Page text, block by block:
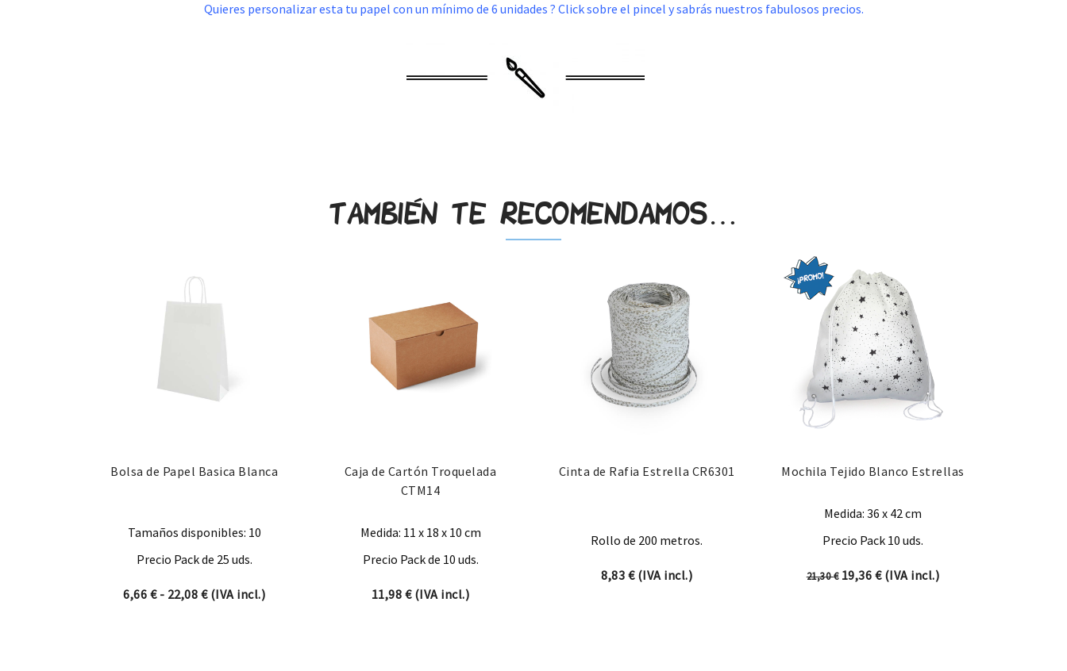
Quieres personalizar esta tu papel con un mínimo de 6 unidades ? Click sobre el pincel y sabrás nuestros fabulosos precios.
También te recomendamos…
Bolsa de Papel Basica Blanca
Tamaños disponibles: 10
Precio Pack de 25 uds.
6,66 € - 22,08 €Rango de precios: desde 6,66 € hasta 22,08 €
(IVA incl.)
Caja de Cartón Troquelada
CTM14
Medida: 11 x 18 x 10 cm
Precio Pack de 10 uds.
11,98 €(IVA incl.)
Cinta de Rafia Estrella CR6301
Rollo de 200 metros.
8,83 €(IVA incl.)
Mochila Tejido Blanco Estrellas
Medida: 36 x 42 cm
Precio Pack 10 uds.
21,30€ El precio original era: 21,30 €.
19,36 €El precio actual es: 19,36 €.
(IVA incl.)